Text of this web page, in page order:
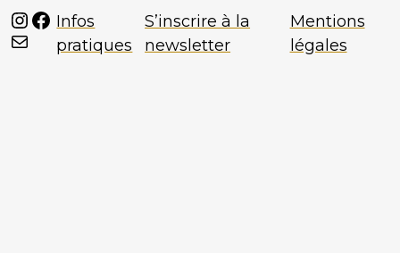
Instagram
Facebook
Mail
Infos
pratiques
S’inscrire à la
newsletter
Mentions
légales